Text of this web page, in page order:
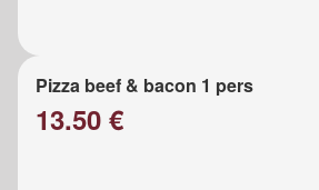
Pizza beef & bacon 1 pers
13.50 €